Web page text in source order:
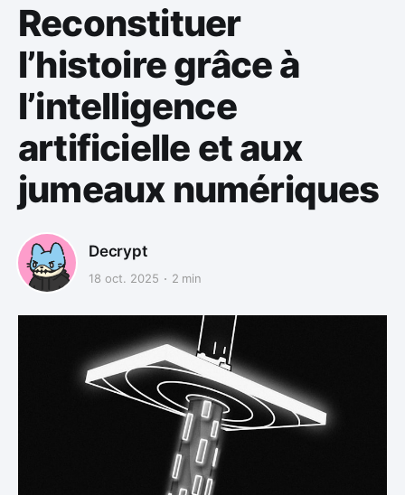
Reconstituer
l’histoire grâce à
l’intelligence
artificielle et aux
jumeaux numériques
Decrypt
18 oct. 2025 2 min